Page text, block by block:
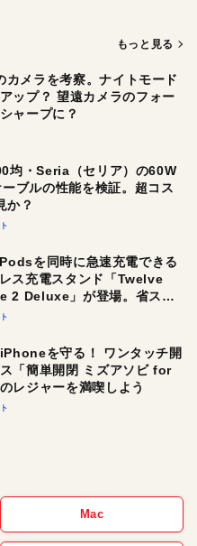
もっと見る
メラを考察。ナイトモード
ップ？ 望遠カメラのフォー
ャープに？
均・Seria（セリア）の60W
ブルの性能を検証。超コス
か？
を同時に急速充電できる
ス充電スタンド「Twelve
2 Deluxe」が登場。省スペ
に充電したい人にオスス
を守る！ ワンタッチ開
「簡単開閉 ミズアソビ for
レジャーを満喫しよう
Mac